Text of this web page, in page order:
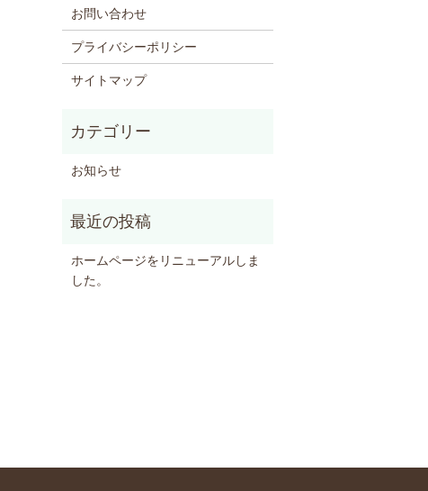
お問い合わせ
プライバシーポリシー
サイトマップ
お知らせ
ホームページをリニューアルしま
した。